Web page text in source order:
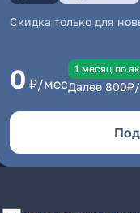
Скидка только для
0 ₽/мес
1 месяц по
Далее 800